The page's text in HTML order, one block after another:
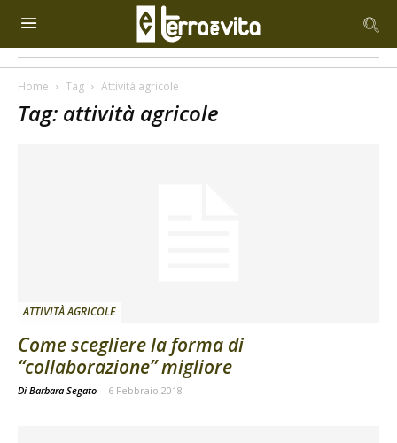
Home Tag Attività agricole
Tag: attività agricole
ATTIVITÀ AGRICOLE
Come scegliere la forma di
“collaborazione” migliore
Di Barbara Segato - 6 Febbraio 2018